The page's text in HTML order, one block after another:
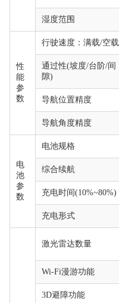
湿度范围
性
能
参
数
行驶速度：满载/空载
通过性(坡度/台阶/间
隙)
导航位置精度
导航角度精度
电
池
参
数
电池规格
综合续航
充电时间(10%~80%)
充电形式
激光雷达数量
Wi-Fi漫游功能
3D避障功能